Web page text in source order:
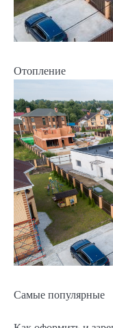
Отопление
Самые популярные